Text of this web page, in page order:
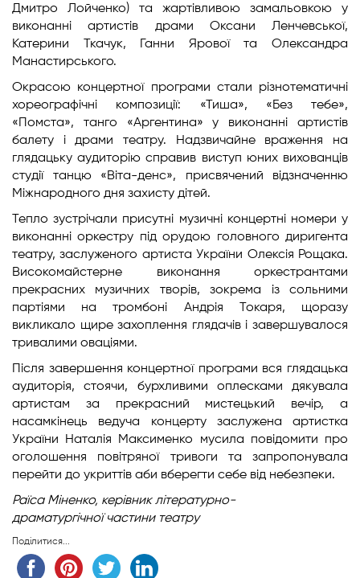
Дмитро Лойченко) та жартівливою замальовкою у
виконанні артистів драми Оксани Ленчевської,
Катерини Ткачук, Ганни Ярової та Олександра
Манастирського.
Окрасою концертної програми стали різнотематичні
хореографічні композиції: «Тиша», «Без тебе»,
«Помста», танго «Аргентина» у виконанні артистів
балету і драми театру. Надзвичайне враження на
глядацьку аудиторію справив виступ юних вихованців
студії танцю «Віта-денс», присвячений відзначенню
Міжнародного дня захисту дітей.
Тепло зустрічали присутні музичні концертні номери у
виконанні оркестру під орудою головного диригента
театру, заслуженого артиста України Олексія Рощака.
Високомайстерне виконання оркестрантами
прекрасних музичних творів, зокрема із сольними
партіями на тромбоні Андрія Токаря, щоразу
викликало щире захоплення глядачів і завершувалося
тривалими оваціями.
Після завершення концертної програми вся глядацька
аудиторія, стоячи, бурхливими оплесками дякувала
артистам за прекрасний мистецький вечір, а
насамкінець ведуча концерту заслужена артистка
України Наталія Максименко мусила повідомити про
оголошення повітряної тривоги та запропонувала
перейти до укриттів аби вберегти себе від небезпеки.
Раїса Міненко, керівник літературно-
драматургічноїчастини театру
Поділитися...